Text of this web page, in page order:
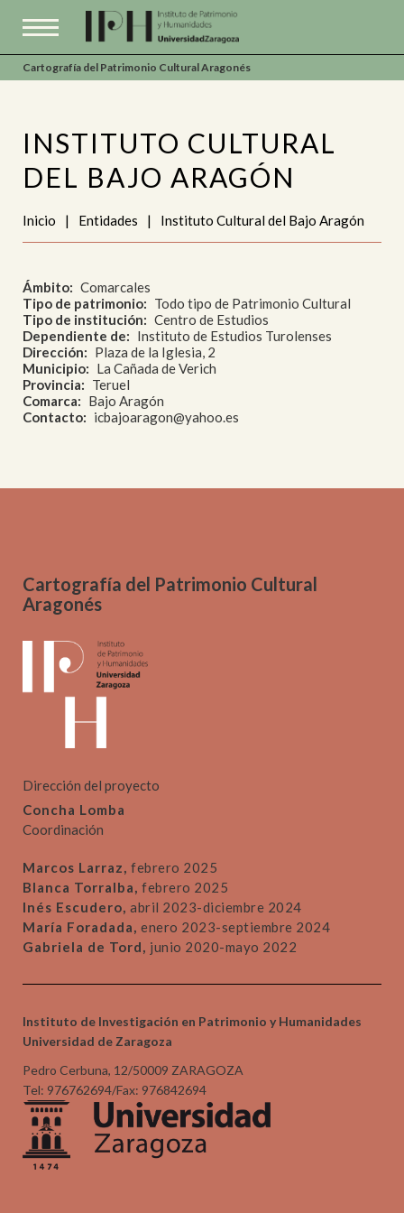
Cartografía del Patrimonio Cultural Aragonés
INSTITUTO CULTURAL
DEL BAJO ARAGÓN
Inicio | Entidades | Instituto Cultural del Bajo Aragón
Ámbito
Comarcales
Tipo de patrimonio
Todo tipo de Patrimonio Cultural
Tipo de institución
Centro de Estudios
Dependiente de
Instituto de Estudios Turolenses
Dirección
Plaza de la Iglesia, 2
Municipio
La Cañada de Verich
Provincia
Teruel
Comarca
Bajo Aragón
Contacto
icbajoaragon@yahoo.es
Cartografía del Patrimonio Cultural
Aragonés
Dirección del proyecto
Concha Lomba
Coordinación
Marcos Larraz, febrero 2025
Blanca Torralba, febrero 2025
Inés Escudero, abril 2023-diciembre 2024
María Foradada, enero 2023-septiembre 2024
Gabriela de Tord, junio 2020-mayo 2022
Instituto de Investigación en Patrimonio y Humanidades
Universidad de Zaragoza
Pedro Cerbuna, 12/50009 ZARAGOZA
Tel: 976762694/Fax: 976842694